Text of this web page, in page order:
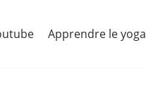
Apprendre le yoga